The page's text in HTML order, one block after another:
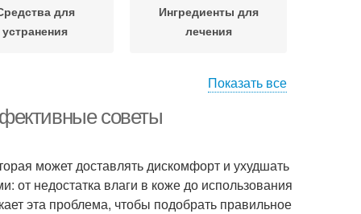
для
устранения
Ингредиенты для
лечения
средства
Показать все
советы
может доставлять дискомфорт и ухудшать
от недостатка влаги в коже до использования
эта проблема, чтобы подобрать правильное